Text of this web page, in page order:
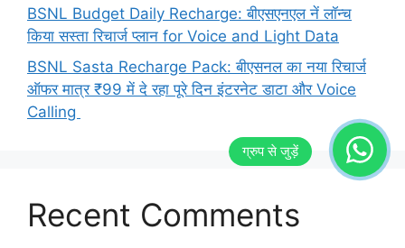
BSNL Budget Daily Recharge: बीएसएनएल नें लॉन्च
किया सस्ता रिचार्ज प्लान for Voice and Light Data
BSNL Sasta Recharge Pack: बीएसनल का नया रिचार्ज
ऑफर मात्र ₹99 में दे रहा पूरे दिन इंटरनेट डाटा और Voice
Calling
Recent Comments